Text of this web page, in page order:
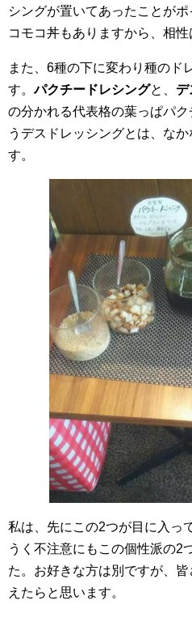
シングが置いてあったことが
コモコ丼もありますから、相性
また、6種の下に変わり種のド
す。パクチードレシングと、 デ
の分かれる代表格の葉っぱパ
うデスドレッシングとは、な
す。
私は、先にこの2つが目に入っ
うく不注意にもこの個性派の2
た。お好きな方は別ですが、
えたらと思います。